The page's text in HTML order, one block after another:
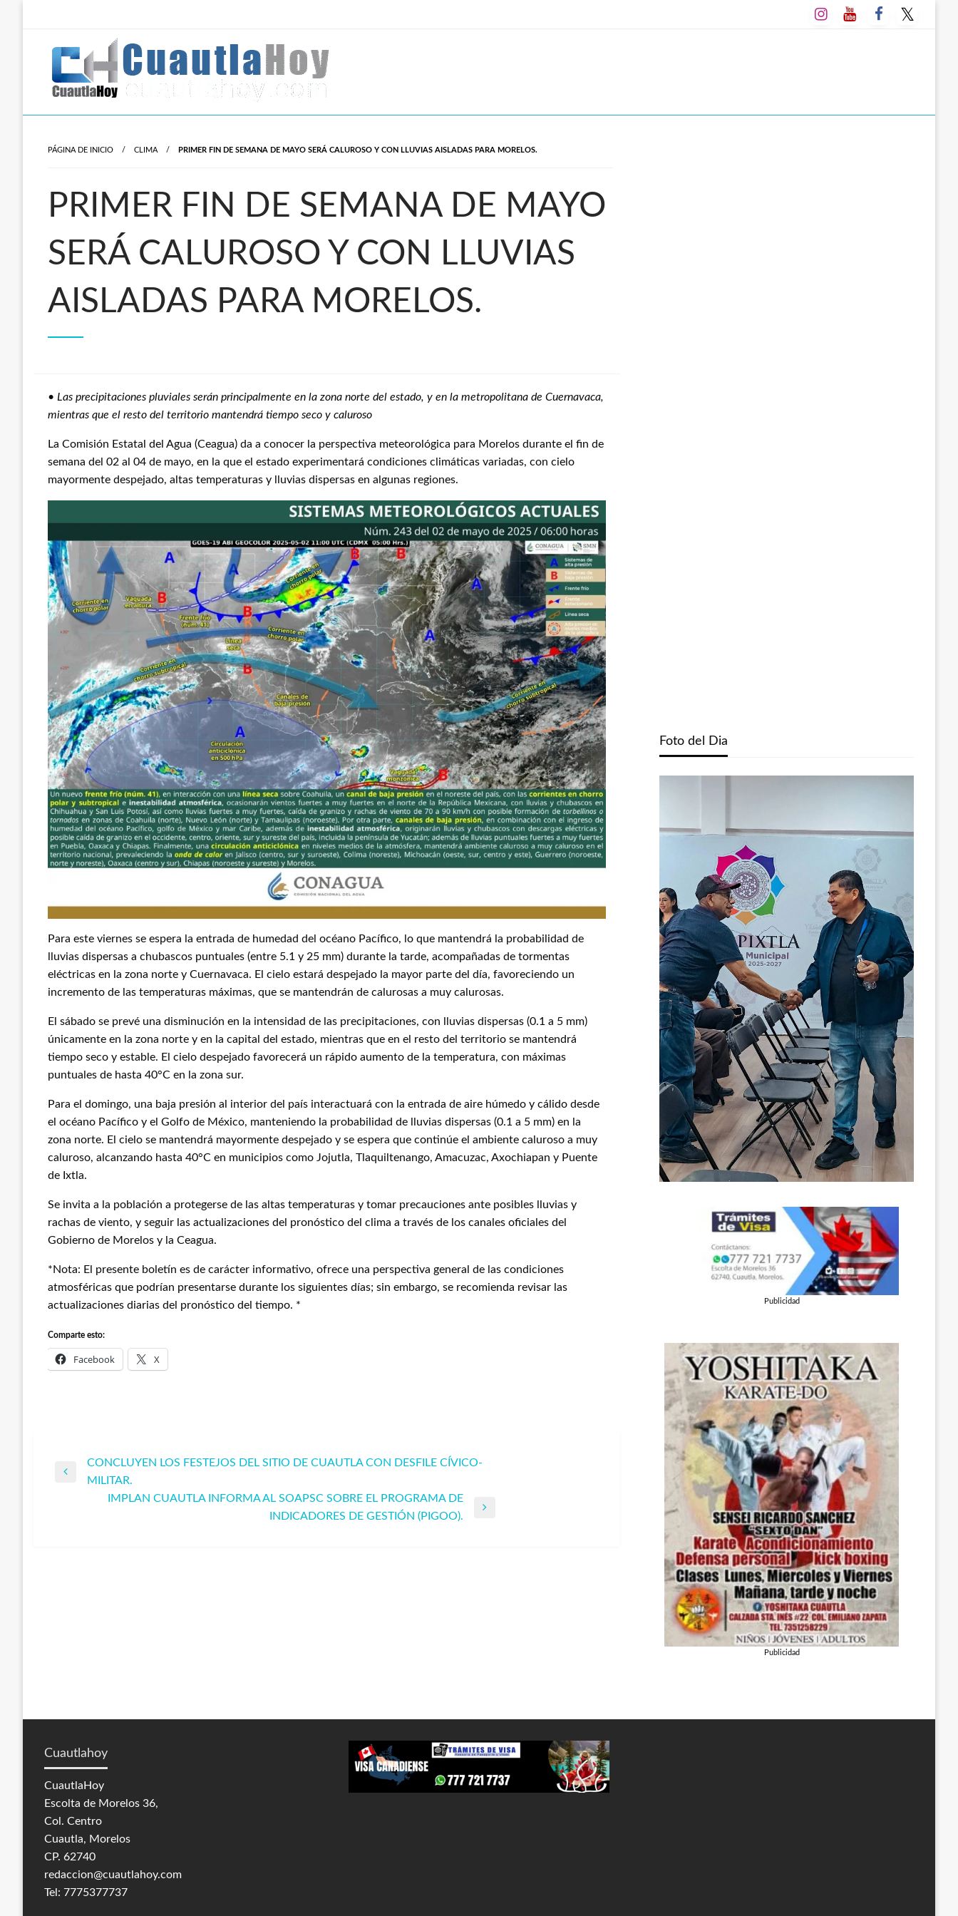
Revista digital del oriente de Morelos.
PÁGINA DE INICIO CLIMA PRIMER FIN DE SEMANA DE MAYO SERÁ CALUROSO Y CON LLUVIAS AISLADAS PARA MORELOS.
PRIMER FIN DE SEMANA DE MAYO
SERÁ CALUROSO Y CON LLUVIAS
AISLADAS PARA MORELOS.
• Las precipitaciones pluviales serán principalmente en la zona norte del estado, y en la metropolitana de Cuernavaca,
mientras que el resto del territorio mantendrá tiempo seco y caluroso
La Comisión Estatal del Agua (Ceagua) da a conocer la perspectiva meteorológica para Morelos durante el fin de
semana del 02 al 04 de mayo, en la que el estado experimentará condiciones climáticas variadas, con cielo
mayormente despejado, altas temperaturas y lluvias dispersas en algunas regiones.
Para este viernes se espera la entrada de humedad del océano Pacífico, lo que mantendrá la probabilidad de
lluvias dispersas a chubascos puntuales (entre 5.1 y 25 mm) durante la tarde, acompañadas de tormentas
eléctricas en la zona norte y Cuernavaca. El cielo estará despejado la mayor parte del día, favoreciendo un
incremento de las temperaturas máximas, que se mantendrán de calurosas a muy calurosas.
El sábado se prevé una disminución en la intensidad de las precipitaciones, con lluvias dispersas (0.1 a 5 mm)
únicamente en la zona norte y en la capital del estado, mientras que en el resto del territorio se mantendrá
tiempo seco y estable. El cielo despejado favorecerá un rápido aumento de la temperatura, con máximas
puntuales de hasta 40°C en la zona sur.
Para el domingo, una baja presión al interior del país interactuará con la entrada de aire húmedo y cálido desde
el océano Pacífico y el Golfo de México, manteniendo la probabilidad de lluvias dispersas (0.1 a 5 mm) en la
zona norte. El cielo se mantendrá mayormente despejado y se espera que continúe el ambiente caluroso a muy
caluroso, alcanzando hasta 40°C en municipios como Jojutla, Tlaquiltenango, Amacuzac, Axochiapan y Puente
de Ixtla.
Se invita a la población a protegerse de las altas temperaturas y tomar precauciones ante posibles lluvias y
rachas de viento, y seguir las actualizaciones del pronóstico del clima a través de los canales oficiales del
Gobierno de Morelos y la Ceagua.
*Nota: El presente boletín es de carácter informativo, ofrece una perspectiva general de las condiciones
atmosféricas que podrían presentarse durante los siguientes días; sin embargo, se recomienda revisar las
actualizaciones diarias del pronóstico del tiempo. *
Comparte esto:
Facebook X
Navegación
Entrada
CONCLUYEN LOS FESTEJOS DEL SITIO DE CUAUTLA CON DESFILE CÍVICO-
MILITAR.
IMPLAN CUAUTLA INFORMA AL SOAPSC SOBRE EL PROGRAMA DE
INDICADORES DE GESTIÓN (PIGOO).
Foto del Dia
Publicidad
Publicidad
Cuautlahoy
CuautlaHoy
Escolta de Morelos 36,
Col. Centro
Cuautla, Morelos
CP. 62740
redaccion@cuautlahoy.com
Tel: 7775377737